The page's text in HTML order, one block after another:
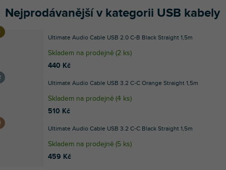
Nejprodávanější v kategorii USB kabely
Ultimate Audio Cable USB 2.0 C-B Black Straight 1,5m
Skladem na prodejně (2 ks)
440 Kč
Ultimate Audio Cable USB 3.2 C-C Orange Straight 1,5m
Skladem na prodejně (4 ks)
510 Kč
Ultimate Audio Cable USB 3.2 C-C Black Straight 1,5m
Skladem na prodejně (5 ks)
459 Kč